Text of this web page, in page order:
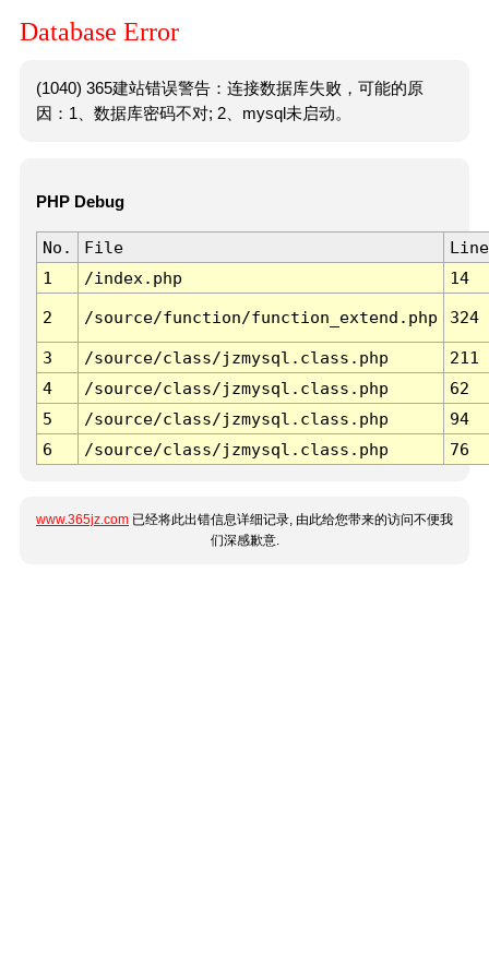
Database Error
(1040) 365建站错误警告：连接数据库失败，可能的原
因：1、数据库密码不对; 2、mysql未启动。
PHP Debug
No. File
Line
1
/index.php 14
2 /source/function/function_extend.php 324
3 /source/class/jzmysql.class.php
211
4
/source/class/jzmysql.class.php
62
5
/source/class/jzmysql.class.php
94
6
/source/class/jzmysql.class.php 76
www.365jz.com 已经将此出错信息详细记录, 由此给您带来的访问不便我
们深感歉意.